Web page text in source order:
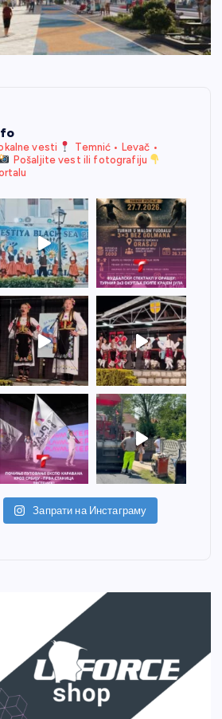
vesti
Temnić • Levač •
Pošaljite vest ili fotografiju
Запрати на Инстаграму